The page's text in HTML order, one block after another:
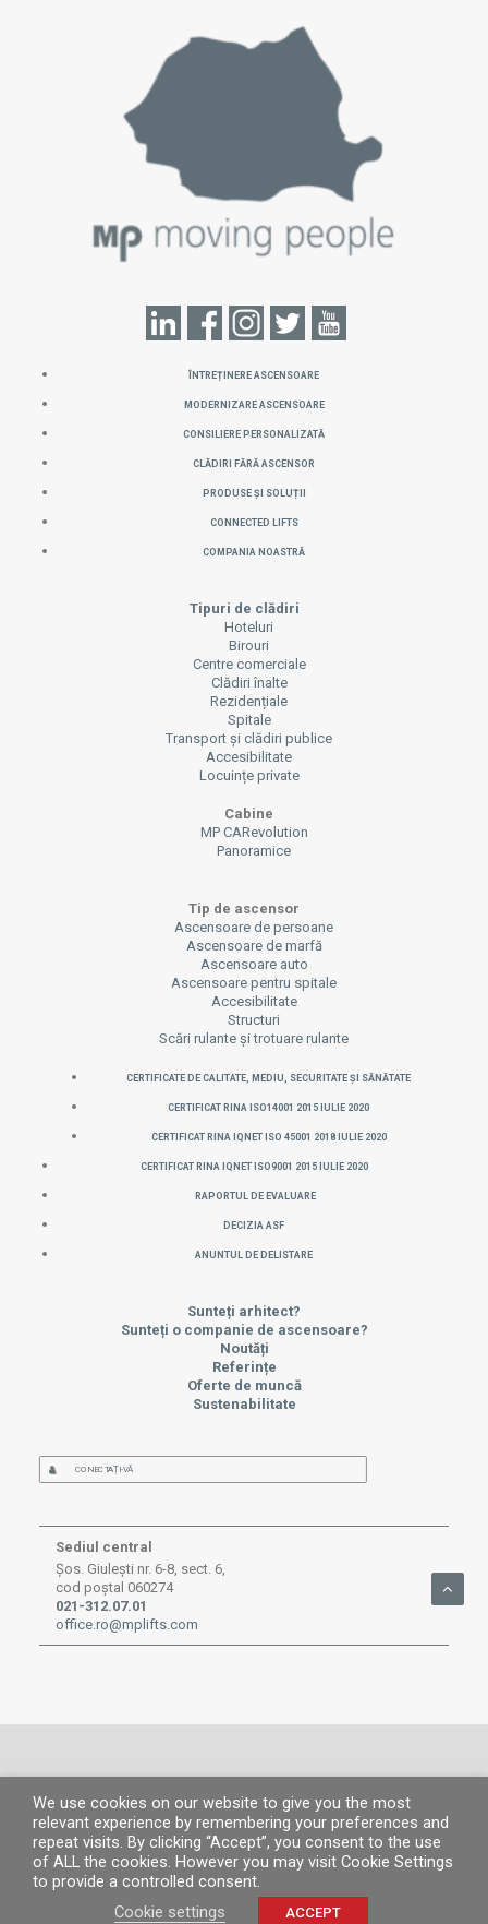
ÎNTREȚINERE ASCENSOARE
MODERNIZARE ASCENSOARE
CONSILIERE PERSONALIZATĂ
CLĂDIRI FĂRĂ ASCENSOR
PRODUSE ȘI SOLUȚII
CONNECTED LIFTS
COMPANIA NOASTRĂ
Tipuri de clădiri
Hoteluri
Birouri
Centre comerciale
Clădiri înalte
Rezidențiale
Spitale
Transport și clădiri publice
Accesibilitate
Locuințe private
Cabine
MP CARevolution
Panoramice
Tip de ascensor
Ascensoare de persoane
Ascensoare de marfă
Ascensoare auto
Ascensoare pentru spitale
Accesibilitate
Structuri
Scări rulante și trotuare rulante
CERTIFICATE DE CALITATE, MEDIU, SECURITATE ȘI SĂNĂTATE
CERTIFICAT RINA ISO14001 2015 IULIE 2020
CERTIFICAT RINA IQNET ISO 45001 2018 IULIE 2020
CERTIFICAT RINA IQNET ISO9001 2015 IULIE 2020
Raportul de evaluare
Decizia ASF
Anuntul de delistare
Sunteți arhitect?
Sunteți o companie de ascensoare?
Noutăți
Referințe
Oferte de muncă
Sustenabilitate
CONECTAȚI-VĂ
Sediul central
Șos. Giulești nr. 6-8, sect. 6,
cod poștal 060274
021-312.07.01
office.ro@mplifts.com
© MP 2026.Toate drepturile rezervate. | MP People|Aviz legal|Politica de
confidențialitate |Politica de cookies |Canal de informare
We use cookies on our website to give you the most
relevant experience by remembering your preferences and
repeat visits. By clicking “Accept”, you consent to the use
of ALL the cookies. However you may visit Cookie Settings
to provide a controlled consent.
Cookie settings
ACCEPT